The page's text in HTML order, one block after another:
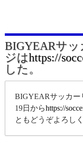
BIGYEARサ
ジはhttps://
した。
BIGYEARサッカー
19日からhttps://
ともどうぞよろし